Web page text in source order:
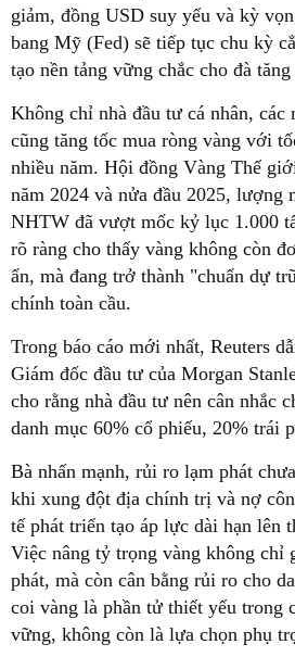
giảm, đồng USD suy yếu và kỳ
bang Mỹ (Fed) sẽ tiếp tục chu kỳ
tạo nền tảng vững chắc cho đà tăng
Không chỉ nhà đầu tư cá nhân, các
cũng tăng tốc mua ròng vàng với
nhiều năm. Hội đồng Vàng Thế
năm 2024 và nửa đầu 2025, lượng
NHTW đã vượt mốc kỷ lục 1.000
rõ ràng cho thấy vàng không còn
ẩn, mà đang trở thành "chuẩn dự
chính toàn cầu.
Trong báo cáo mới nhất, Reuters
Giám đốc đầu tư của Morgan
cho rằng nhà đầu tư nên cân nhắc
danh mục 60% cổ phiếu, 20% trái
Bà nhấn mạnh, rủi ro lạm phát
khi xung đột địa chính trị và nợ
tế phát triển tạo áp lực dài hạn lên
Việc nâng tỷ trọng vàng không chỉ
phát, mà còn cân bằng rủi ro cho
coi vàng là phần tử thiết yếu trong
vững, không còn là lựa chọn phụ